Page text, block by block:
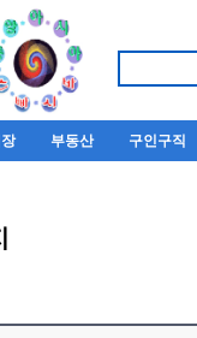
부동산 구인구직